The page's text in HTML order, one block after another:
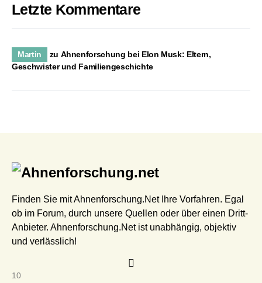
Letzte Kommentare
Martin zu Ahnenforschung bei Elon Musk: Eltern,
Geschwister und Familiengeschichte
Finden Sie mit Ahnenforschung.Net Ihre Vorfahren. Egal
ob im Forum, durch unsere Quellen oder über einen Dritt-
Anbieter. Ahnenforschung.Net ist unabhängig, objektiv
und verlässlich!
10